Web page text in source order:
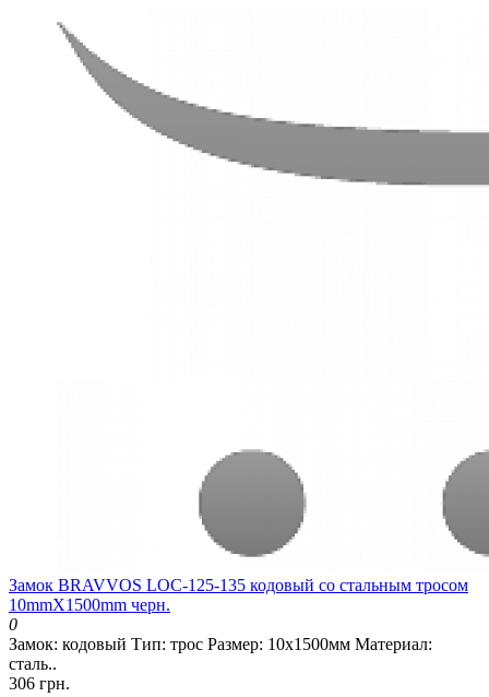
Замок BRAVVOS LOC-125-135 кодовый со стальным тросом
10mmX1500mm черн.
0
Замок: кодовый Тип: трос Размер: 10х1500мм Материал:
сталь..
306 грн.